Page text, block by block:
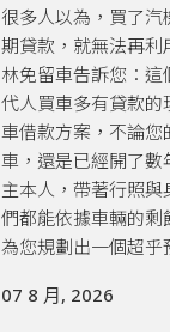
很多人以為，買了
期貸款，就無法再
林免留車告訴您：
代人買車多有貸款
車借款方案，不論
車，還是已經開了
主本人，帶著行照
們都能依據車輛的剩
為您規劃出一個超乎
07 8 月, 2026